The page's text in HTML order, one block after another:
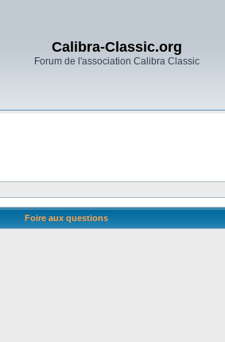
Calibra-Classic.org
Forum de l'association Calibra Classic
Foire aux questions